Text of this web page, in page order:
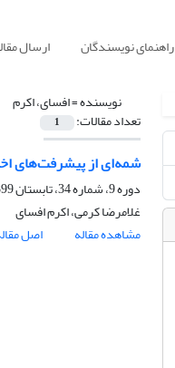
راهنمای نویسندگان ارسال
نویسنده =افسای، اکرم
تعداد مقالات: 1
شمه‌ای از پیشرفت‌های
دوره 9، شماره 34، تابستان 1399، صفحه
غلامرضا کرمی، اکرم افسای
مشاهده مقاله
اصل